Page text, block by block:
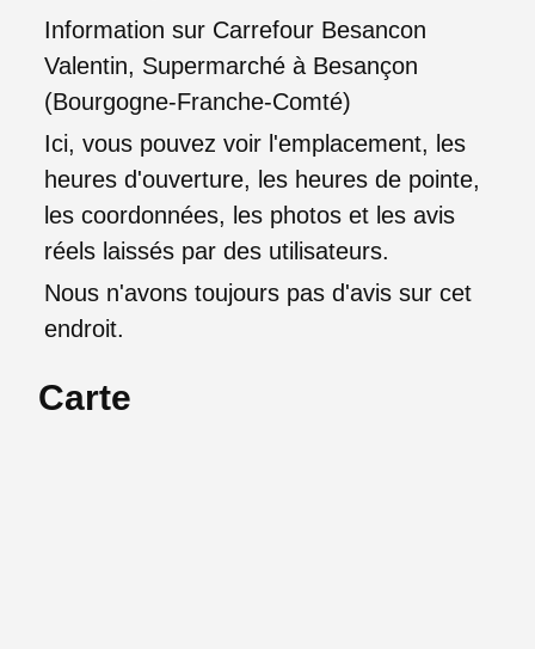
Information sur Carrefour Besancon
Valentin, Supermarché à Besançon
(Bourgogne-Franche-Comté)
Ici, vous pouvez voir l'emplacement, les
heures d'ouverture, les heures de pointe,
les coordonnées, les photos et les avis
réels laissés par des utilisateurs.
Nous n'avons toujours pas d'avis sur cet
endroit.
Carte